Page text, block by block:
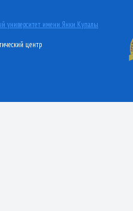
университет имени Янки Купалы
центр